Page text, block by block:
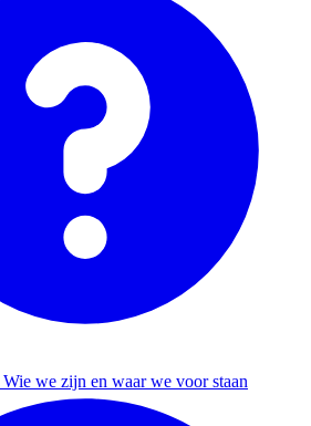
Wie we zijn en waar we voor staan